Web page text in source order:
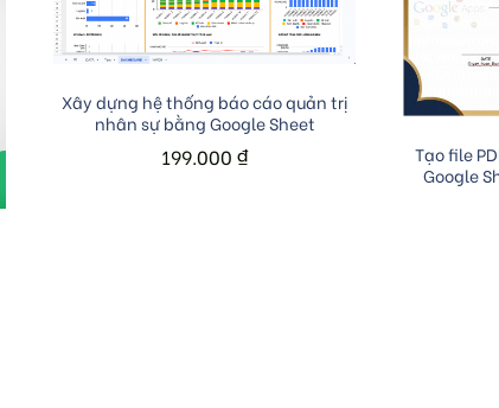
Add to cart
Xây dựng hệ thống báo cáo quản trị
nhân sự bằng Google Sheet
199.000 ₫
Tạo file
Google